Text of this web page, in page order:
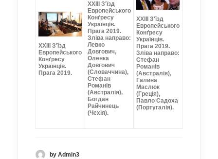
XXIII З'їзд
Европейського
Конґресу
Українців.
Прага 2019.
XXIII З'їзд
Европейського
Конґресу
Українців.
Прага 2019.
Зліва направо:
Левко
Довгович,
Оленка
Довгович
(Словаччина),
Стефан
Романів
(Австралія),
Богдан
Райчинець
(Чехія).
XXIII З'їзд
Европейського
Конґресу
Українців.
Прага 2019.
Зліва направо:
Стефан
Романів
(Австралія),
Галина
Маслюк
(Греція),
Павло Садоха
(Португалія).
by Admin3